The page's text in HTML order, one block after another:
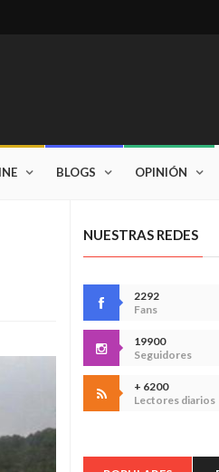
BLOGS OPINIÓN
NUESTRAS REDES
2292
Fans
19900
Seguidores
+ 6200
Lectores diarios